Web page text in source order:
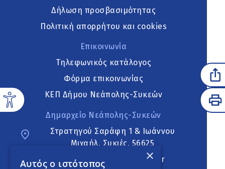
Δήλωση προσβασιμότητας
Πολιτική απορρήτου και cookies
Επικοινωνία
Τηλεφωνικός κατάλογος
Φόρμα επικοινωνίας
ΚΕΠ Δήμου Νεάπολης-Συκεών
Δημαρχείο Νεάπολης-Συκεών
Στρατηγού Σαράφη 1 & Ιωάννου
Μιχαήλ, Συκιές, 56625
neapoli.sykies@ddt.gov.gr
×
Αυτός ο ιστότοπος